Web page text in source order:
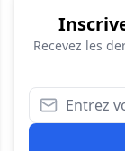
Recevez les